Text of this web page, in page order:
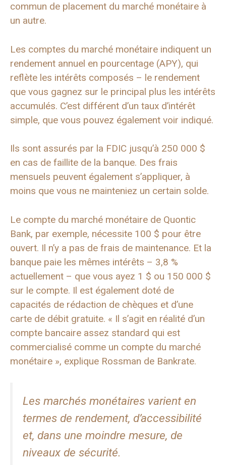
commun de placement du marché monétaire à
un autre.
Les comptes du marché monétaire indiquent un
rendement annuel en pourcentage (APY), qui
reflète les intérêts composés – le rendement
que vous gagnez sur le principal plus les intérêts
accumulés. C’est différent d’un taux d’intérêt
simple, que vous pouvez également voir indiqué.
Ils sont assurés par la FDIC jusqu’à 250 000 $
en cas de faillite de la banque. Des frais
mensuels peuvent également s’appliquer, à
moins que vous ne mainteniez un certain solde.
Le compte du marché monétaire de Quontic
Bank, par exemple, nécessite 100 $ pour être
ouvert. Il n’y a pas de frais de maintenance. Et la
banque paie les mêmes intérêts – 3,8 %
actuellement – ​​que vous ayez 1 $ ou 150 000 $
sur le compte. Il est également doté de
capacités de rédaction de chèques et d’une
carte de débit gratuite. « Il s’agit en réalité d’un
compte bancaire assez standard qui est
commercialisé comme un compte du marché
monétaire », explique Rossman de Bankrate.
Les marchés monétaires varient en
termes de rendement, d’accessibilité
et, dans une moindre mesure, de
niveaux de sécurité.